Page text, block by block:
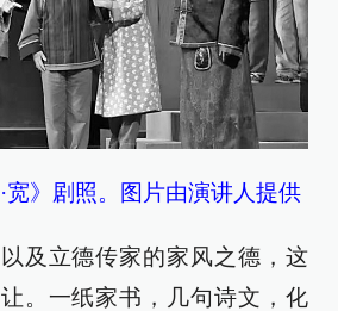
宽》剧照。图片由演讲人提供
及立德传家的家风之德，这
。一纸家书，几句诗文，化